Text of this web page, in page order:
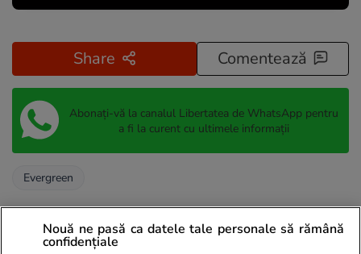
Share Comentează
Abonați-vă la canalul Libertatea de WhatsApp pentru
a fi la curent cu ultimele informații
Evergreen
Nouă ne pasă ca datele tale personale să rămână
confidențiale